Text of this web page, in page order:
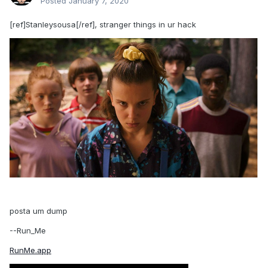
[ref]Stanleysousa[/ref], stranger things in ur hack
posta um dump
--Run_Me
RunMe.app